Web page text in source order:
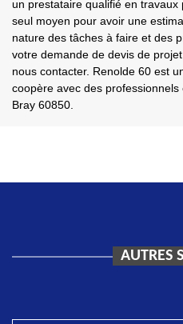
un prestataire qualifié en travaux
seul moyen pour avoir une
nature des tâches à faire et des
votre demande de devis de
nous contacter. Renolde 60 est
coopère avec des
Bray 60850.
AUTRES